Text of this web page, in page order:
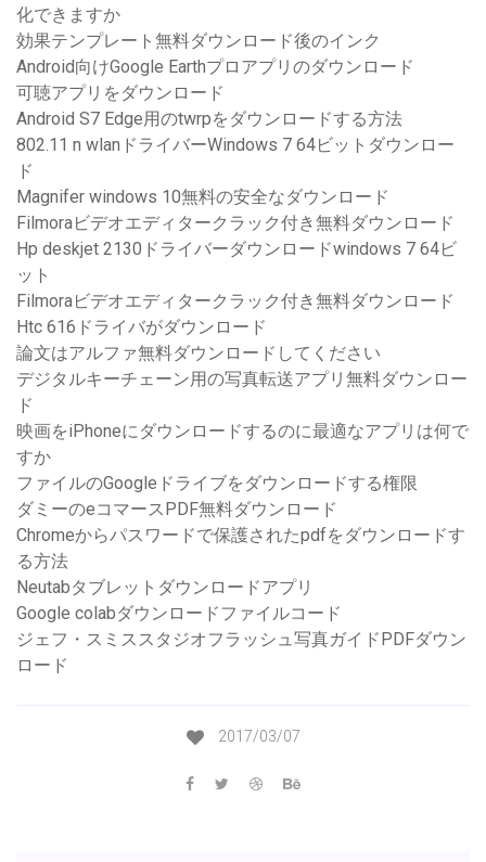
化できますか
効果テンプレート無料ダウンロード後のインク
Android向けGoogle Earthプロアプリのダウンロード
可聴アプリをダウンロード
Android S7 Edge用のtwrpをダウンロードする方法
802.11 n wlanドライバーWindows 7 64ビットダウンロー
ド
Magnifer windows 10無料の安全なダウンロード
Filmoraビデオエディタークラック付き無料ダウンロード
Hp deskjet 2130ドライバーダウンロードwindows 7 64ビ
ット
Filmoraビデオエディタークラック付き無料ダウンロード
Htc 616ドライバがダウンロード
論文はアルファ無料ダウンロードしてください
デジタルキーチェーン用の写真転送アプリ無料ダウンロー
ド
映画をiPhoneにダウンロードするのに最適なアプリは何で
すか
ファイルのGoogleドライブをダウンロードする権限
ダミーのeコマースPDF無料ダウンロード
Chromeからパスワードで保護されたpdfをダウンロードす
る方法
Neutabタブレットダウンロードアプリ
Google colabダウンロードファイルコード
ジェフ・スミススタジオフラッシュ写真ガイドPDFダウン
ロード
2017/03/07